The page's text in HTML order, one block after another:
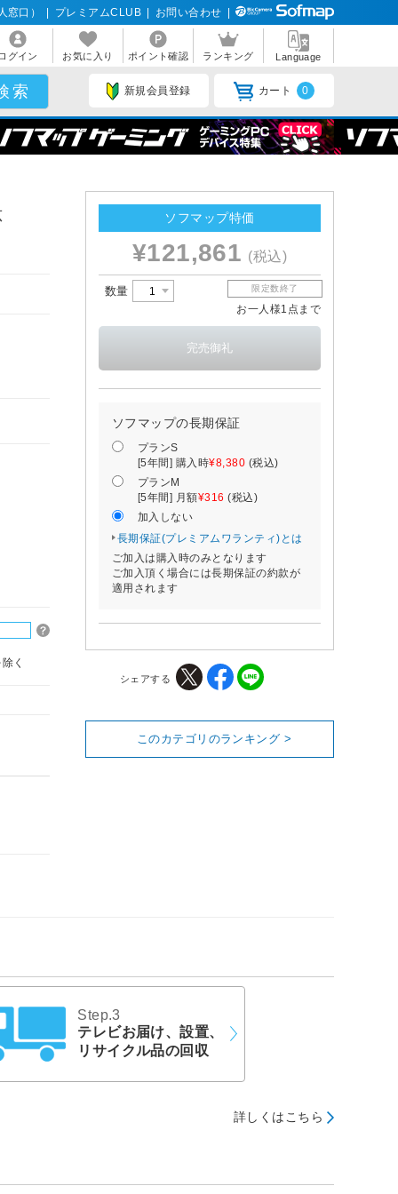
窓口） プレミアムCLUB お問い合わせ
ログイン お気に入り ポイント確認 ランキング Language
新規会員登録 カート 0
く
ソフマップ特価
¥121,861 (税込)
数量 限定数終了
お一人様1点まで
ソフマップの長期保証
プランS
[5年間] 購入時¥8,380 (税込)
プランM
[5年間] 月額¥316 (税込)
加入しない
長期保証(プレミアムワランティ)とは
ご加入は購入時のみとなります
ご加入頂く場合には長期保証の約款が
適用されます
シェアする
このカテゴリのランキング >
Step.3
テレビお届け、設置、
リサイクル品の回収
詳しくはこちら